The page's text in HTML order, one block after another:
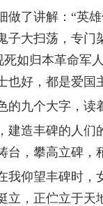
讲解：“英雄
子大扫荡，专门
死如归本革命
也好，都是爱
九个大字，读
造丰碑的人们
台，攀高立碑
望丰碑时，
立，正伫立于天